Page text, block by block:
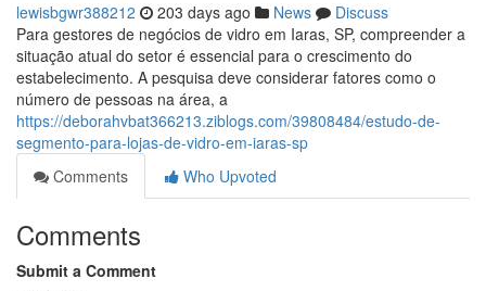
lewisbgwr388212 203 days ago News
Discuss
Para gestores de negócios de vidro em Iaras, SP, compreender a
situação atual do setor é essencial para o crescimento do
estabelecimento. A pesquisa deve considerar fatores como o
número de pessoas na área, a
https://deborahvbat366213.ziblogs.com/39808484/estudo-de-
segmento-para-lojas-de-vidro-em-iaras-sp
Comments
Who Upvoted
Comments
Submit a Comment